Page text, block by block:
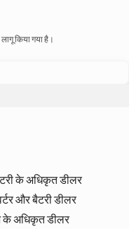
किया गया है।
के अधिकृत डीलर
और बैटरी डीलर
अधिकृत डीलर